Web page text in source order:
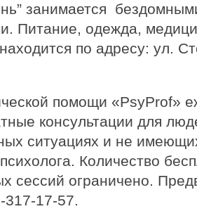
занимается
Питание, одежда,
по адресу: ул.
помощи «PsyProf»
консультации для
ситуациях и не
Количество
сессий ограничено.
317-17-57.